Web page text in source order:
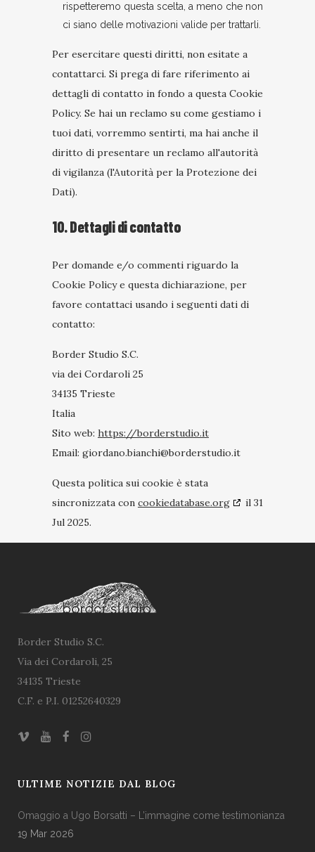
rispetteremo questa scelta, a meno che non
ci siano delle motivazioni valide per trattarli.
Per esercitare questi diritti, non esitate a
contattarci. Si prega di fare riferimento ai
dettagli di contatto in fondo a questa Cookie
Policy. Se hai un reclamo su come gestiamo i
tuoi dati, vorremmo sentirti, ma hai anche il
diritto di presentare un reclamo all'autorità
di vigilanza (l'Autorità per la Protezione dei
Dati).
10. Dettagli di contatto
Per domande e/o commenti riguardo la
Cookie Policy e questa dichiarazione, per
favore contattaci usando i seguenti dati di
contatto:
Border Studio S.C.
via dei Cordaroli 25
34135 Trieste
Italia
Sito web: https://borderstudio.it
Email: giordano.bianchi@borderstudio.it
Questa politica sui cookie è stata
sincronizzata con cookiedatabase.org
il 31
Jul 2025.
Border Studio S.C.
Via dei Cordaroli, 25
34135 Trieste
C.F. e P.I. 01252640329
ULTIME NOTIZIE DAL BLOG
Omaggio a Ugo Borsatti – L’immagine come testimonianza
19 Mar 2026